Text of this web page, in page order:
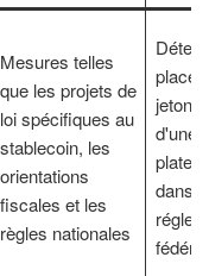
Mesures telles
que les projets de
loi spécifiques au
stablecoin, les
orientations
fiscales et les
règles nationales
place
jeton
d'une
dans